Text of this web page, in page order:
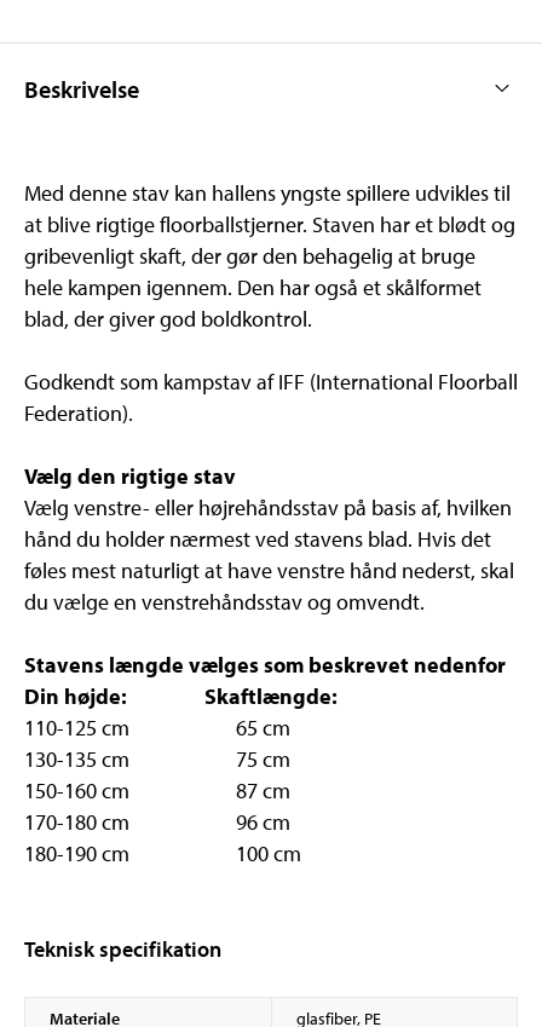
Beskrivelse
Med denne stav kan hallens yngste spillere udvikles til
at blive rigtige floorballstjerner. Staven har et blødt og
gribevenligt skaft, der gør den behagelig at bruge
hele kampen igennem. Den har også et skålformet
blad, der giver god boldkontrol.
Godkendt som kampstav af IFF (International Floorball
Federation).
Vælg den rigtige stav
Vælg venstre- eller højrehåndsstav på basis af, hvilken
hånd du holder nærmest ved stavens blad. Hvis det
føles mest naturligt at have venstre hånd nederst, skal
du vælge en venstrehåndsstav og omvendt.
Stavens længde vælges som beskrevet nedenfor
Din højde:
Skaftlængde:
110-125 cm 65 cm
130-135 cm 75 cm
150-160 cm 87 cm
170-180 cm 96 cm
180-190 cm 100 cm
Teknisk specifikation
Materiale glasfiber, PE